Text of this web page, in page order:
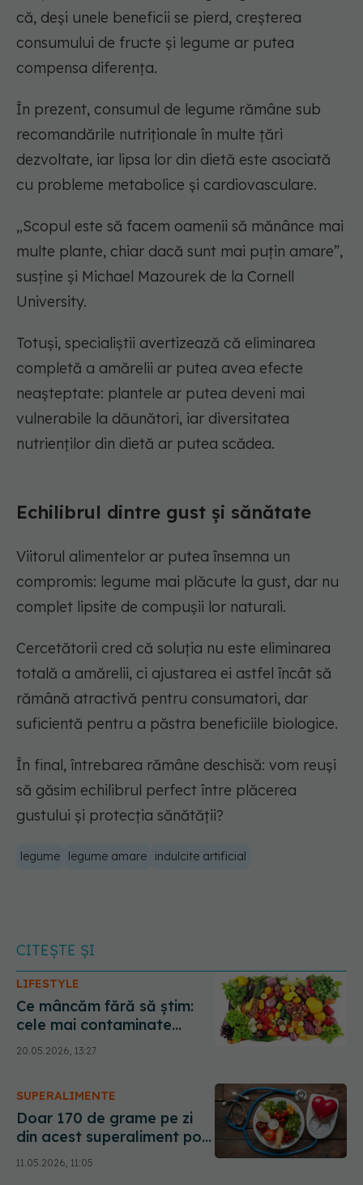
că, deși unele beneficii se pierd, creșterea
consumului de fructe și legume ar putea
compensa diferența.
În prezent, consumul de legume rămâne sub
recomandările nutriționale în multe țări
dezvoltate, iar lipsa lor din dietă este asociată
cu probleme metabolice și cardiovasculare.
„Scopul este să facem oamenii să mănânce mai
multe plante, chiar dacă sunt mai puțin amare”,
susține și Michael Mazourek de la Cornell
University.
Totuși, specialiștii avertizează că eliminarea
completă a amărelii ar putea avea efecte
neașteptate: plantele ar putea deveni mai
vulnerabile la dăunători, iar diversitatea
nutrienților din dietă ar putea scădea.
Echilibrul dintre gust și sănătate
Viitorul alimentelor ar putea însemna un
compromis: legume mai plăcute la gust, dar nu
complet lipsite de compușii lor naturali.
Cercetătorii cred că soluția nu este eliminarea
totală a amărelii, ci ajustarea ei astfel încât să
rămână atractivă pentru consumatori, dar
suficientă pentru a păstra beneficiile biologice.
În final, întrebarea rămâne deschisă: vom reuși
să găsim echilibrul perfect între plăcerea
gustului și protecția sănătății?
legume legume amare indulcite artificial
CITEȘTE ȘI
LIFESTYLE
Ce mâncăm fără să știm:
cele mai contaminate
fructe și legume cu
pesticide din 2026
20.05.2026, 13:27
SUPERALIMENTE
Doar 170 de grame pe zi
din acest superaliment pot
reduce riscul de
hipertensiune cu 30%
11.05.2026, 11:05